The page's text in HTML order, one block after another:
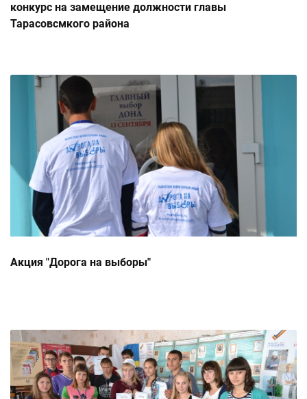
конкурс на замещение должности главы
Тарасовсмкого района
Акция "Дорога на выборы"